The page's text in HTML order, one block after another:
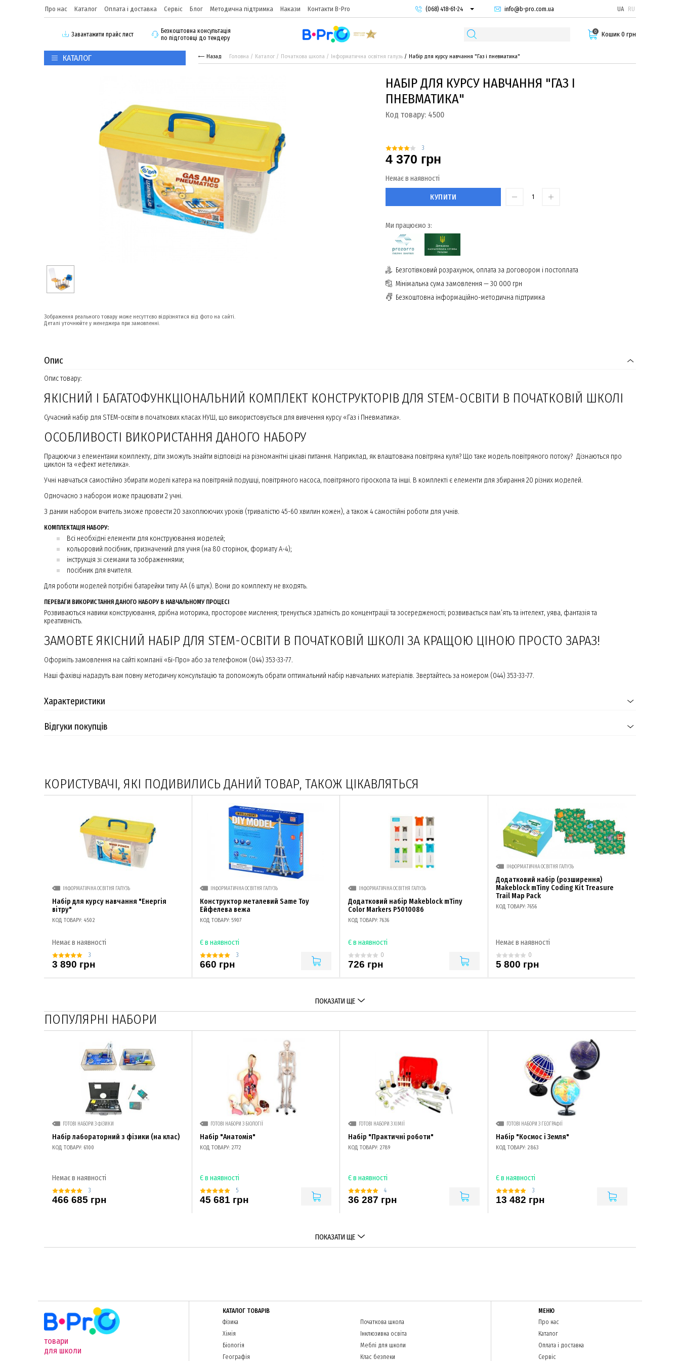
Про нас Каталог Оплата і доставка Сервіс Блог Методична підтримка Накази Контакти B-Pro
(068) 418-61-24
info@b-pro.com.ua UA RU
3авантажити прайс лист
Безкоштовна консультація
по підготовці до тендеру
0 Кошик 0 грн
КАТАЛОГ Назад Головна Каталог Початкова школа Інформатична освітня галузь Набір для курсу навчання "Газ і пневматика"
Зображення реального товару може несуттєво відрізнятися від фото на сайті.
Деталі уточнюйте у менеджера при замовленні.
НАБІР ДЛЯ КУРСУ НАВЧАННЯ "ГАЗ І
ПНЕВМАТИКА"
Код товару: 4500
3
4 370 грн
Немає в наявності
КУПИТИ
Ми працюємо з:
Безготівковий розрахунок, оплата за договором і постоплата
Мінімальна сума замовлення — 30 000 грн
Безкоштовна інформаційно-методична підтримка
Опис
Опис товару:
ЯКІСНИЙ І БАГАТОФУНКЦІОНАЛЬНИЙ КОМПЛЕКТ КОНСТРУКТОРІВ ДЛЯ STEM-ОСВІТИ В ПОЧАТКОВІЙ ШКОЛІ
Сучасний набір для STEM-освіти в початкових класах НУШ, що використовується для вивчення курсу «Газ і Пневматика».
ОСОБЛИВОСТІ ВИКОРИСТАННЯ ДАНОГО НАБОРУ
Працюючи з елементами комплекту, діти зможуть знайти відповіді на різноманітні цікаві питання. Наприклад, як влаштована повітряна куля? Що таке модель повітряного потоку? Дізнаються про
циклон та «ефект метелика».
Учні навчаться самостійно збирати моделі катера на повітряній подушці, повітряного насоса, повітряного гіроскопа та інші. В комплекті є елементи для збирання 20 різних моделей.
Одночасно з набором може працювати 2 учні.
З даним набором вчитель зможе провести 20 захоплюючих уроків (тривалістю 45-60 хвилин кожен), а також 4 самостійні роботи для учнів.
КОМПЛЕКТАЦІЯ НАБОРУ:
Всі необхідні елементи для конструювання моделей;
кольоровий посібник, призначений для учня (на 80 сторінок, формату А-4);
інструкція зі схемами та зображеннями;
посібник для вчителя.
Для роботи моделей потрібні батарейки типу АА (6 штук). Вони до комплекту не входять.
ПЕРЕВАГИ ВИКОРИСТАННЯ ДАНОГО НАБОРУ В НАВЧАЛЬНОМУ ПРОЦЕСІ
Розвиваються навики конструювання, дрібна моторика, просторове мислення; тренується здатність до концентрації та зосередженості; розвивається пам’ять та інтелект, уява, фантазія та
креативність.
ЗАМОВТЕ ЯКІСНИЙ НАБІР ДЛЯ STEM-ОСВІТИ В ПОЧАТКОВІЙ ШКОЛІ ЗА КРАЩОЮ ЦІНОЮ ПРОСТО ЗАРАЗ!
Оформіть замовлення на сайті компанії «Бі-Про» або за телефоном (044) 353-33-77.
Наші фахівці нададуть вам повну методичну консультацію та допоможуть обрати оптимальний набір навчальних матеріалів. Звертайтесь за номером (044) 353-33-77.
Характеристики
Відгуки покупців
КОРИСТУВАЧІ, ЯКІ ПОДИВИЛИСЬ ДАНИЙ ТОВАР, ТАКОЖ ЦІКАВЛЯТЬСЯ
ІНФОРМАТИЧНА ОСВІТНЯ ГАЛУЗЬ
Набір для курсу навчання "Енергія
вітру"
КОД ТОВАРУ: 4502
Немає в наявності
3
3 890 грн
ІНФОРМАТИЧНА ОСВІТНЯ ГАЛУЗЬ
Конструктор металевий Same Toy
Ейфелева вежа
КОД ТОВАРУ: 5907
Є в наявності
3
660 грн
ІНФОРМАТИЧНА ОСВІТНЯ ГАЛУЗЬ
Додатковий набір Makeblock mTiny
Color Markers P5010086
КОД ТОВАРУ: 7636
Є в наявності
0
726 грн
ІНФОРМАТИЧНА ОСВІТНЯ ГАЛУЗЬ
Додатковий набір (розширення)
Makeblock mTiny Coding Kit Treasure
Trail Map Pack
КОД ТОВАРУ: 7656
Немає в наявності
0
5 800 грн
ПОКАЗАТИ ЩЕ
ПОПУЛЯРНІ НАБОРИ
ГОТОВІ НАБОРИ З ФІЗИКИ
Набір лабораторний з фізики (на клас)
КОД ТОВАРУ: 6100
Немає в наявності
3
466 685 грн
ГОТОВІ НАБОРИ З БІОЛОГІЇ
Набір "Анатомія"
КОД ТОВАРУ: 2772
Є в наявності
5
45 681 грн
ГОТОВІ НАБОРИ З ХІМІЇ
Набір "Практичні роботи"
КОД ТОВАРУ: 2789
Є в наявності
4
36 287 грн
ГОТОВІ НАБОРИ З ГЕОГРАФІЇ
Набір "Космос і Земля"
КОД ТОВАРУ: 2863
Є в наявності
3
13 482 грн
ПОКАЗАТИ ЩЕ
товари
для школи
КАТАЛОГ ТОВАРІВ
Фізика
Хімія
Біологія
Географія
Початкова школа
Інклюзивна освіта
Меблі для школи
Клас безпеки
МЕНЮ
Про нас
Каталог
Оплата і доставка
Сервіс